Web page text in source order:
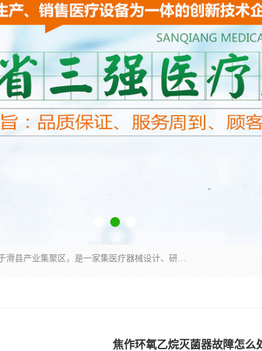
河南省三强医疗器械有限责任公司成立于2010年，位于滑县产业集聚区，是一家集医疗器械设计、研发、生产、销售、服务为一体的现代化高新技术企业。企业园区占地11.8万余平方米，设计建筑面积约13万平方米，总投资约5亿元，主要产品涵盖了清洗灭菌设备、消毒供应室整体配套方案、净化装修、洗消追溯系统、婴儿洗浴系统、物流仓储系统等6大板块。
焦作环氧乙烷灭菌器故障怎么